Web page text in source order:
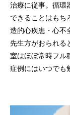
治療に従事。循環
できることはもち
造的心疾患・心不
先生方がおられる
室はほぼ常時フル
症例にはいつでも